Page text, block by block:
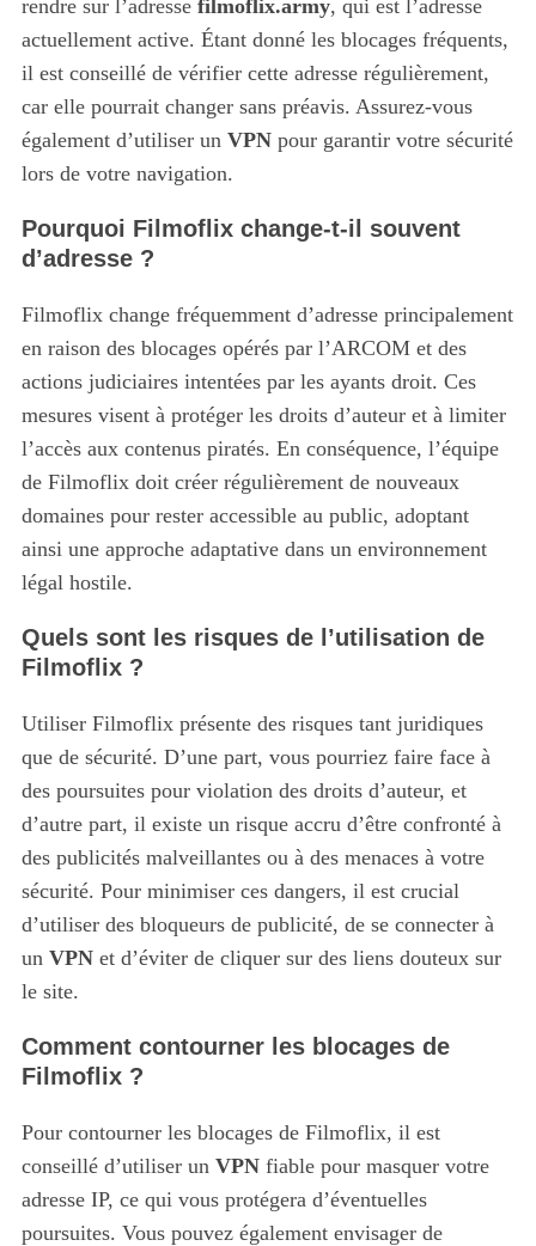
rendre sur l’adresse filmoflix.army, qui est l’adresse
actuellement active. Étant donné les blocages fréquents,
il est conseillé de vérifier cette adresse régulièrement,
car elle pourrait changer sans préavis. Assurez-vous
également d’utiliser un VPNpour garantir votre sécurité
lors de votre navigation.
Pourquoi Filmoflix change-t-il souvent
d’adresse ?
Filmoflix change fréquemment d’adresse principalement
en raison des blocages opérés par l’ARCOM et des
actions judiciaires intentées par les ayants droit. Ces
mesures visent à protéger les droits d’auteur et à limiter
l’accès aux contenus piratés. En conséquence, l’équipe
de Filmoflix doit créer régulièrement de nouveaux
domaines pour rester accessible au public, adoptant
ainsi une approche adaptative dans un environnement
légal hostile.
Quels sont les risques de l’utilisation de
Filmoflix ?
Utiliser Filmoflix présente des risques tant juridiques
que de sécurité. D’une part, vous pourriez faire face à
des poursuites pour violation des droits d’auteur, et
d’autre part, il existe un risque accru d’être confronté à
des publicités malveillantes ou à des menaces à votre
sécurité. Pour minimiser ces dangers, il est crucial
d’utiliser des bloqueurs de publicité, de se connecter à
un VPNet d’éviter de cliquer sur des liens douteux sur
le site.
Comment contourner les blocages de
Filmoflix ?
Pour contourner les blocages de Filmoflix, il est
conseillé d’utiliser un VPNfiable pour masquer votre
adresse IP, ce qui vous protégera d’éventuelles
poursuites. Vous pouvez également envisager de